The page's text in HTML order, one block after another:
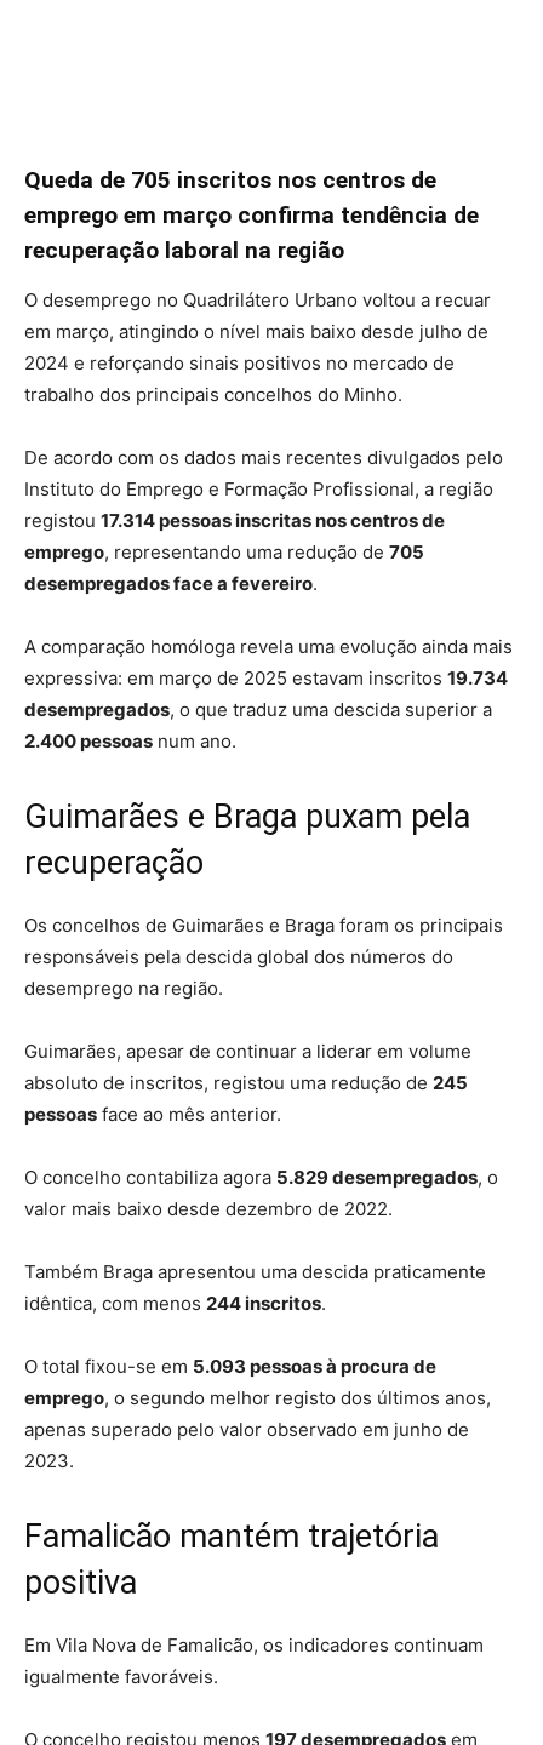
Queda de 705 inscritos nos centros de
emprego em março confirma tendência de
recuperação laboral na região
O desemprego no Quadrilátero Urbano voltou a recuar
em março, atingindo o nível mais baixo desde julho de
2024 e reforçando sinais positivos no mercado de
trabalho dos principais concelhos do Minho.
De acordo com os dados mais recentes divulgados pelo
Instituto do Emprego e Formação Profissional, a região
registou 17.314 pessoas inscritas nos centros de
emprego, representando uma redução de 705
desempregados face a fevereiro.
A comparação homóloga revela uma evolução ainda mais
expressiva: em março de 2025 estavam inscritos 19.734
desempregados, o que traduz uma descida superior a
2.400 pessoas num ano.
Guimarães e Braga puxam pela
recuperação
Os concelhos de Guimarães e Braga foram os principais
responsáveis pela descida global dos números do
desemprego na região.
Guimarães, apesar de continuar a liderar em volume
absoluto de inscritos, registou uma redução de 245
pessoas face ao mês anterior.
O concelho contabiliza agora 5.829 desempregados, o
valor mais baixo desde dezembro de 2022.
Também Braga apresentou uma descida praticamente
idêntica, com menos 244 inscritos.
O total fixou-se em 5.093 pessoas à procura de
emprego, o segundo melhor registo dos últimos anos,
apenas superado pelo valor observado em junho de
2023.
Famalicão mantém trajetória
positiva
Em Vila Nova de Famalicão, os indicadores continuam
igualmente favoráveis.
O concelho registou menos 197 desempregados em